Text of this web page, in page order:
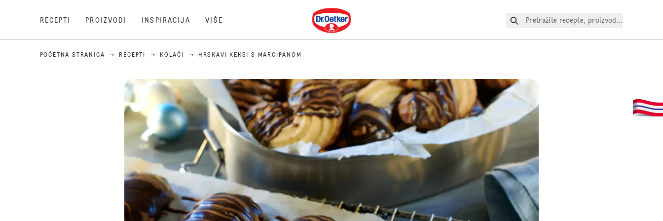
RECEPTI PROIZVODI INSPIRACIJA VIŠE
Dr. Oetker
Pretražite recepte, proizvode itd.
POČETNA STRANICA RECEPTI KOLAČI HRSKAVI KEKSI S MARCIPANOM